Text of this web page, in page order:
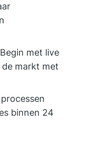
Begin met live
markt met
binnen 24